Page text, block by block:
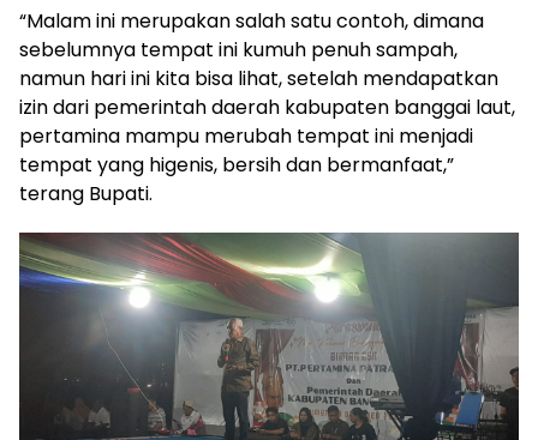
“Malam ini merupakan salah satu contoh, dimana
sebelumnya tempat ini kumuh penuh sampah,
namun hari ini kita bisa lihat, setelah mendapatkan
izin dari pemerintah daerah kabupaten banggai laut,
pertamina mampu merubah tempat ini menjadi
tempat yang higenis, bersih dan bermanfaat,”
terang Bupati.